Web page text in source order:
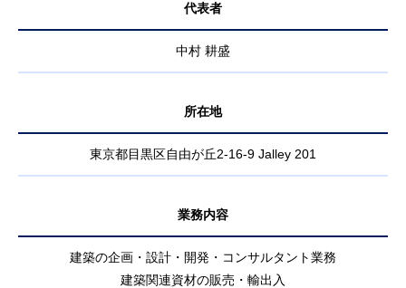
代表者
中村 耕盛
所在地
東京都目黒区自由が丘2-16-9 Jalley 201
業務内容
建築の企画・設計・開発・コンサルタント業務
建築関連資材の販売・輸出入